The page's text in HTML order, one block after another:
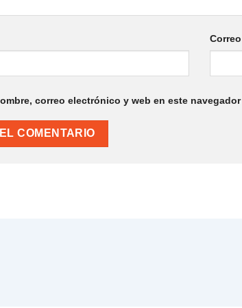
correo electrónico y web en este